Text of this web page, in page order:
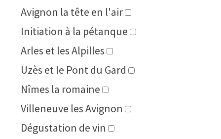
Avignon la tête en l'air
Initiation à la pétanque
Arles et les Alpilles
Uzès et le Pont du Gard
Nîmes la romaine
Villeneuve les Avignon
Dégustation de vin